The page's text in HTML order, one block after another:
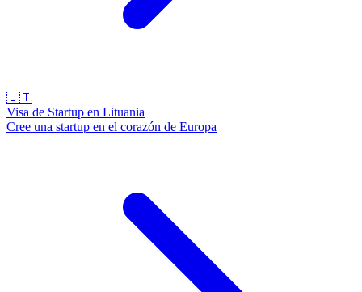
🇱🇹
Visa de Startup en Lituania
Cree una startup en el corazón de Europa